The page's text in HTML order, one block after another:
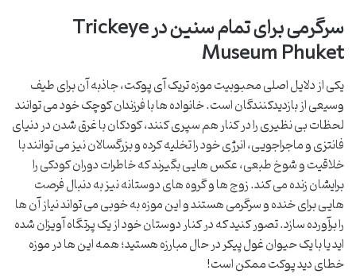
سرگرمی برای تمام سنین در Trickeye
Museum Phuket
یکی از دلایل اصلی محبوبیت موزه تریک آی پوکت، جاذبه آن برای طیف
وسیعی از بازدیدکنندگان است. خانواده ها با فرزندان کوچک خود می توانند
لحظات بی نظیری را در کنار هم سپری کنند، کودکان با غرق شدن در دنیای
فانتزی و ماجراجویی، انرژی خود را تخلیه کرده و بزرگسالان نیز می توانند با
خلاقیت و شوخ طبعی، عکس هایی بگیرند که خاطرات دوران کودکی را
برایشان زنده می کند. زوج ها و گروه های دوستانه نیز به دنبال فرصت
هایی برای خنده و سرگرمی هستند و این موزه به خوبی می تواند نیاز آن ها
را برآورده سازد. تصور کنید که در کنار دوستان خود از یک پرتگاه آویزان شده
اید یا با یک حیوان غول پیکر در حال مبارزه هستید؛ همه این ها در موزه
خطای دید پوکت ممکن است!